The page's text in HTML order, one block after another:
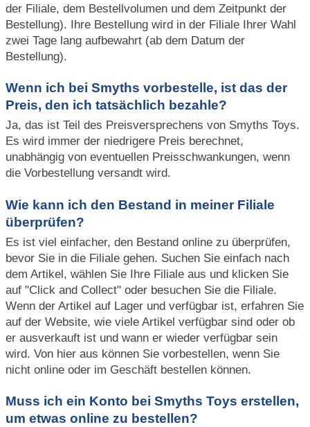
der Filiale, dem Bestellvolumen und dem Zeitpunkt der
Bestellung). Ihre Bestellung wird in der Filiale Ihrer Wahl
zwei Tage lang aufbewahrt (ab dem Datum der
Bestellung).
Wenn ich bei Smyths vorbestelle, ist das der
Preis, den ich tatsächlich bezahle?
Ja, das ist Teil des Preisversprechens von Smyths Toys.
Es wird immer der niedrigere Preis berechnet,
unabhängig von eventuellen Preisschwankungen, wenn
die Vorbestellung versandt wird.
Wie kann ich den Bestand in meiner Filiale
überprüfen?
Es ist viel einfacher, den Bestand online zu überprüfen,
bevor Sie in die Filiale gehen. Suchen Sie einfach nach
dem Artikel, wählen Sie Ihre Filiale aus und klicken Sie
auf "Click and Collect" oder besuchen Sie die Filiale.
Wenn der Artikel auf Lager und verfügbar ist, erfahren Sie
auf der Website, wie viele Artikel verfügbar sind oder ob
er ausverkauft ist und wann er wieder verfügbar sein
wird. Von hier aus können Sie vorbestellen, wenn Sie
nicht online oder im Geschäft bestellen können.
Muss ich ein Konto bei Smyths Toys erstellen,
um etwas online zu bestellen?